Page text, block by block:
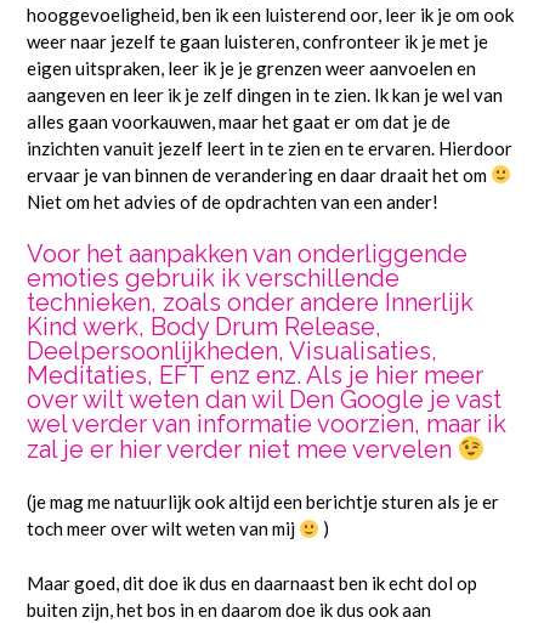
hooggevoeligheid, ben ik een luisterend oor, leer ik je om ook
weer naar jezelf te gaan luisteren, confronteer ik je met je
eigen uitspraken, leer ik je je grenzen weer aanvoelen en
aangeven en leer ik je zelf dingen in te zien. Ik kan je wel van
alles gaan voorkauwen, maar het gaat er om dat je de
inzichten vanuit jezelf leert in te zien en te ervaren. Hierdoor
ervaar je van binnen de verandering en daar draait het om
Niet om het advies of de opdrachten van een ander!
Voor het aanpakken van onderliggende
emoties gebruik ik verschillende
technieken, zoals onder andere Innerlijk
Kind werk, Body Drum Release,
Deelpersoonlijkheden, Visualisaties,
Meditaties, EFT enz enz. Als je hier meer
over wilt weten dan wil Den Google je vast
wel verder van informatie voorzien, maar ik
zal je er hier verder niet mee vervelen
(je mag me natuurlijk ook altijd een berichtje sturen als je er
toch meer over wilt weten van mij
)
Maar goed, dit doe ik dus en daarnaast ben ik echt dol op
buiten zijn, het bos in en daarom doe ik dus ook aan